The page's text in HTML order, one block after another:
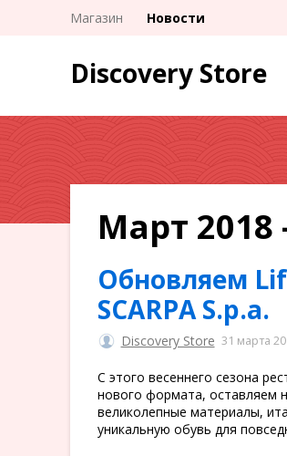
Магазин Новости
Discovery Store
Март
Обновляем
SCARPA S.p.a.
Discovery Store 31 марта
С этого весеннего сезона
нового формата, оставляем
великолепные материалы,
уникальную обувь для